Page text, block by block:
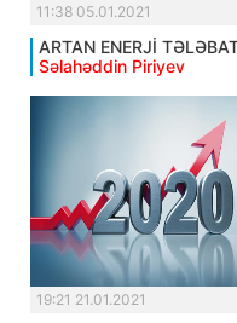
11:38 05.01.2021
ARTAN ENERJİ
Səlahəddin Piriyev
19:21 21.01.2021